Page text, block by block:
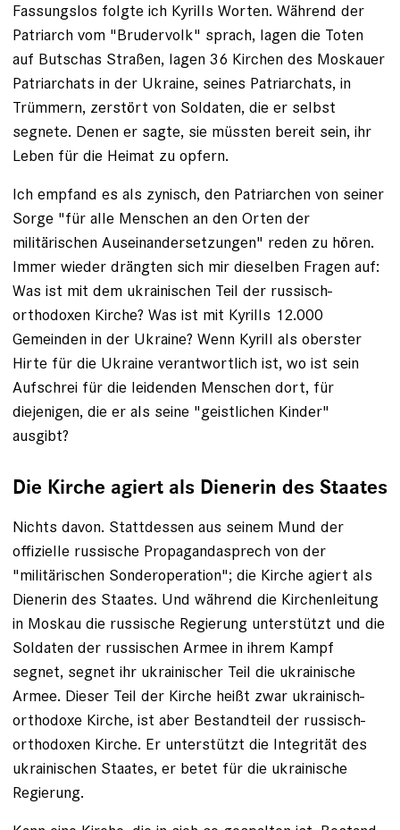
Fassungslos folgte ich Kyrills Worten. Während der
Patriarch vom "Brudervolk" sprach, lagen die Toten
auf Butschas Straßen, lagen 36 Kirchen des Moskauer
Patriarchats in der Ukraine, seines Patriarchats, in
Trümmern, zerstört von Soldaten, die er selbst
segnete. Denen er sagte, sie müssten bereit sein, ihr
Leben für die Heimat zu opfern.
Ich empfand es als zynisch, den Patriarchen von seiner
Sorge "für alle Menschen an den Orten der
militärischen Auseinandersetzungen" reden zu hören.
Immer wieder drängten sich mir dieselben Fragen auf:
Was ist mit dem ukrainischen Teil der russisch-
orthodoxen Kirche? Was ist mit Kyrills 12.000
Gemeinden in der Ukraine? Wenn Kyrill als oberster
Hirte für die Ukraine verantwortlich ist, wo ist sein
Aufschrei für die leidenden Menschen dort, für
diejenigen, die er als seine "geistlichen Kinder"
ausgibt?
Die Kirche agiert als Dienerin des Staates
Nichts davon. Stattdessen aus seinem Mund der
offizielle russische Propagandasprech von der
"militärischen Sonderoperation"; die Kirche agiert als
Dienerin des Staates. Und während die Kirchenleitung
in Moskau die russische Regierung unterstützt und die
Soldaten der russischen Armee in ihrem Kampf
segnet, segnet ihr ukrainischer Teil die ukrainische
Armee. Dieser Teil der Kirche heißt zwar ukrainisch-
orthodoxe Kirche, ist aber Bestandteil der russisch-
orthodoxen Kirche. Er unterstützt die Integrität des
ukrainischen Staates, er betet für die ukrainische
Regierung.